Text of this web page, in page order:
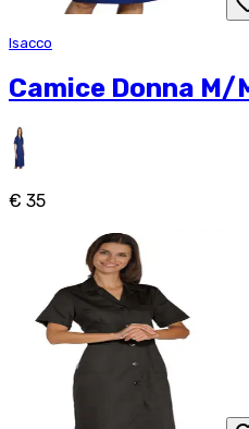
Isacco
Camice Donna M/
€ 35